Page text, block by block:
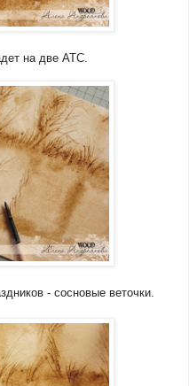
на две АТС.
- сосновые веточки.